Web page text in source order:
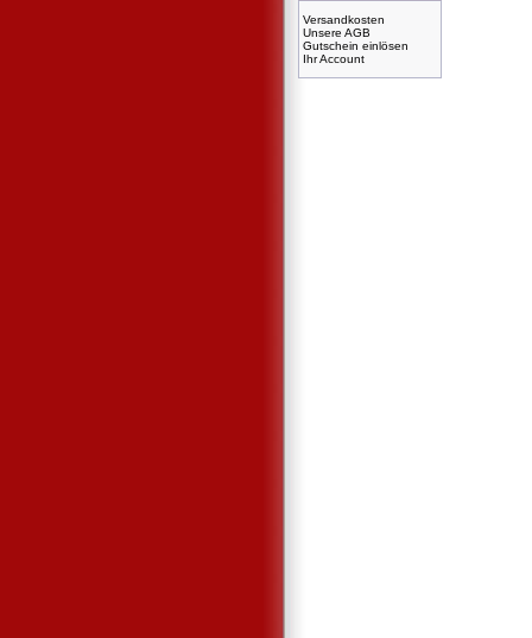
Versandkosten
Unsere AGB
Gutschein einlösen
Ihr Account